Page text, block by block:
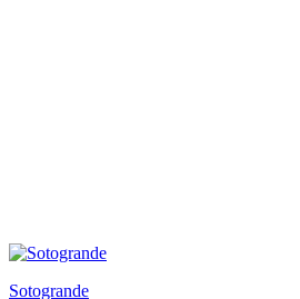
Sotogrande